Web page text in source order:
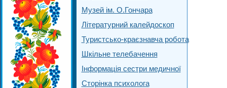
Музей ім. О.Гончара
Літературний калейдоскоп
Туристсько-краєзнавча робота
Шкільне телебачення
Інформація сестри медичної
Сторінка психолога